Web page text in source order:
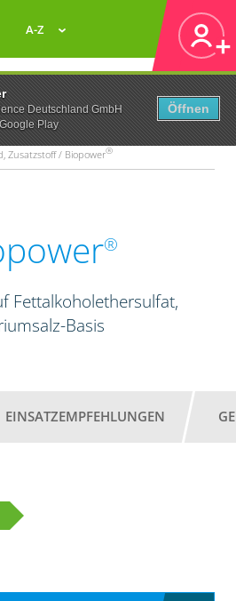
Deutschland GmbH
Play
Öffnen
A-Z
Zusatzstoff / Biopower®
®
Fettalkoholethersulfat,
Basis
EINSATZEMPFEHLUNGEN